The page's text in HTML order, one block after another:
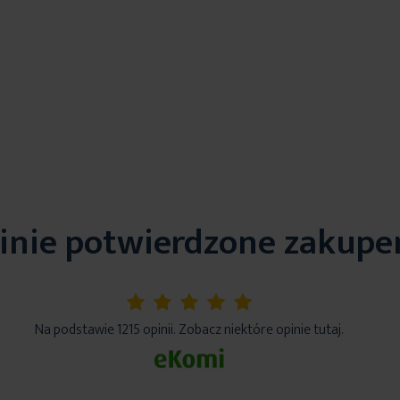
potwierdzone
5%
Na podstawie 1215 opinii. Zobacz niektóre opinie tutaj.